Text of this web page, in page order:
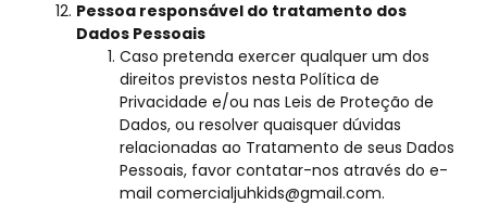
Pessoa responsável do tratamento dos
Dados Pessoais
Caso pretenda exercer qualquer um dos
direitos previstos nesta Política de
Privacidade e/ou nas Leis de Proteção de
Dados, ou resolver quaisquer dúvidas
relacionadas ao Tratamento de seus Dados
Pessoais, favor contatar-nos através do e-
mail comercialjuhkids@gmail.com.